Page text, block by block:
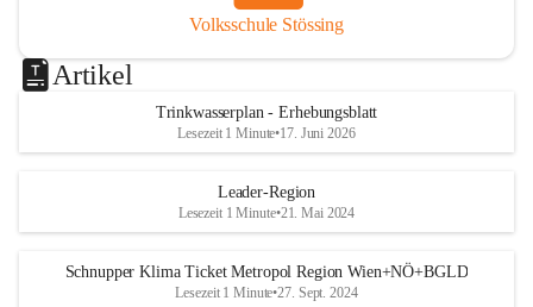
Volksschule Stössing
Artikel
Trinkwasserplan - Erhebungsblatt
Lesezeit 1 Minute•17. Juni 2026
Leader-Region
Lesezeit 1 Minute•21. Mai 2024
Schnupper Klima Ticket Metropol Region Wien+NÖ+BGLD
Lesezeit 1 Minute•27. Sept. 2024